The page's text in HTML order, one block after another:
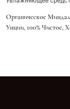
Органическое
Унции, 100% Чистое,